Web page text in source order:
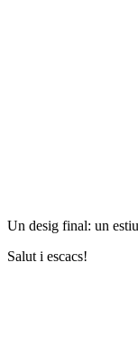
Un desig final: un
Salut i escacs!